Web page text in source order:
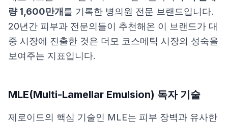
량 1,600만개 를 기록한 병의원 전문 브랜드입니다.
20년간 피부과 전문의들이 추천해온 이 브랜드가 대
중 시장에 진출한 것은 더모 코스메틱 시장의 성숙을
보여주는 지표입니다.
MLE(Multi-Lamellar Emulsion) 독자 기술
제로이드의 핵심 기술인 MLE는 피부 장벽과 유사한